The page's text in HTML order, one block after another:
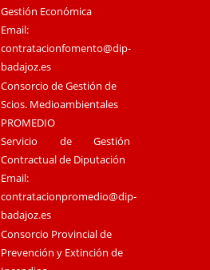
Gestión Económica
Email:
contratacionfomento@dip-
badajoz.es
Consorcio de Gestión de
Scios. Medioambientales
PROMEDIO
Servicio de Gestión
Contractual de Diputación
Email:
contratacionpromedio@dip-
badajoz.es
Consorcio Provincial de
Prevención y Extinción de